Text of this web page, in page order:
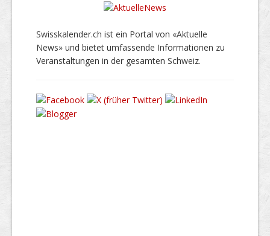
Swisskalender.ch ist ein Portal von «Aktuelle
News» und bietet umfassende Informationen zu
Veranstaltungen in der gesamten Schweiz.